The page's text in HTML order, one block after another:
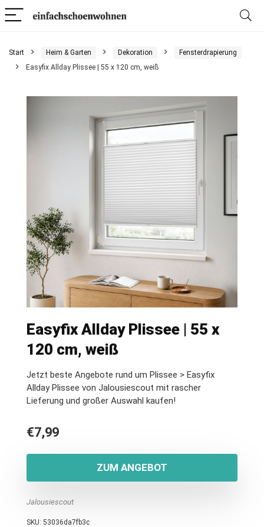
Start Heim & Garten Dekoration
Fensterdrapierung
Easyfix Allday Plissee | 55 x 120 cm, weiß
Easyfix Allday Plissee | 55 x
120 cm, weiß
Jetzt beste Angebote rund um Plissee > Easyfix
Allday Plissee von Jalousiescout mit rascher
Lieferung und großer Auswahl kaufen!
€7,99
ZUM ANGEBOT
Jalousiescout
SKU: 53036da7fb3c